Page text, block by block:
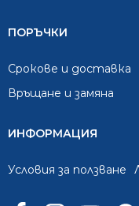
ПОРЪЧКИ
Срокове и доставка
Връщане и замяна
ИНФОРМАЦИЯ
Условия за ползване